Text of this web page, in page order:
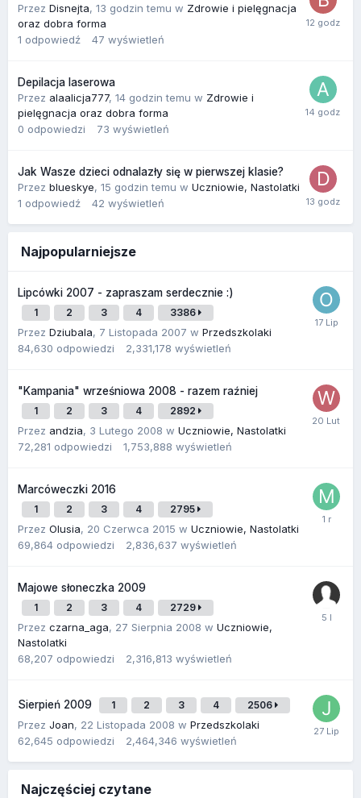
Przez Disnejta, 13 godzin temu w Zdrowie i pielęgnacja
oraz dobra forma
1 odpowiedź 47 wyświetleń
Depilacja laserowa
Przez alaalicja777, 14 godzin temu w Zdrowie i
pielęgnacja oraz dobra forma
0 odpowiedzi 73 wyświetleń
Jak Wasze dzieci odnalazły się w pierwszej klasie?
Przez blueskye, 15 godzin temu w Uczniowie, Nastolatki
1 odpowiedź 42 wyświetleń
Najpopularniejsze
Lipcówki 2007 - zapraszam serdecznie :)
1 2 3 4 3386
Przez Dziubala, 7 Listopada 2007 w Przedszkolaki
84,630 odpowiedzi 2,331,178 wyświetleń
"Kampania" wrześniowa 2008 - razem raźniej
1 2 3 4 2892
Przez andzia, 3 Lutego 2008 w Uczniowie, Nastolatki
72,281 odpowiedzi 1,753,888 wyświetleń
Marcóweczki 2016
1 2 3 4 2795
Przez Olusia, 20 Czerwca 2015 w Uczniowie, Nastolatki
69,864 odpowiedzi 2,836,637 wyświetleń
Majowe słoneczka 2009
1 2 3 4 2729
Przez czarna_aga, 27 Sierpnia 2008 w Uczniowie,
Nastolatki
68,207 odpowiedzi 2,316,813 wyświetleń
Sierpień 2009 1 2 3 4 2506
Przez Joan, 22 Listopada 2008 w Przedszkolaki
62,645 odpowiedzi 2,464,346 wyświetleń
Najczęściej czytane